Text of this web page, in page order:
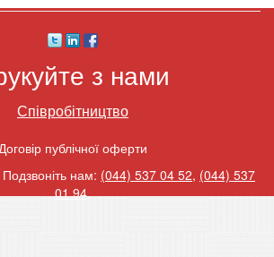
з нами
Співробітництво
Договір публічної оферти
нам: (044) 537 04 52, (044) 537
01 94.